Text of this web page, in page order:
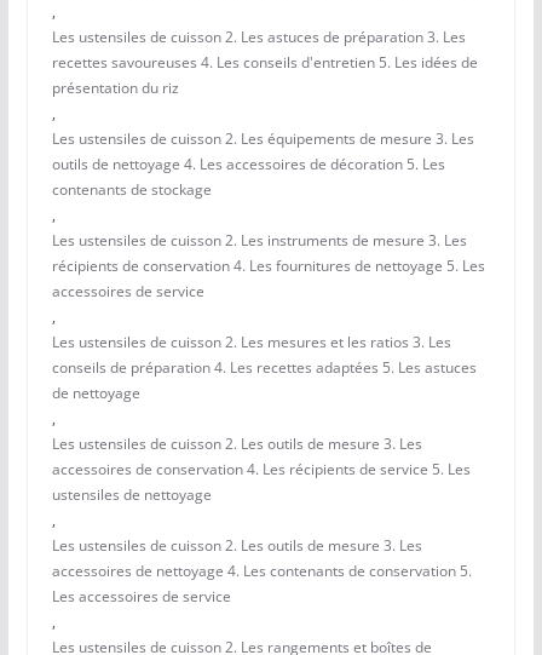
,
Les ustensiles de cuisson 2. Les astuces de préparation 3. Les
recettes savoureuses 4. Les conseils d'entretien 5. Les idées de
présentation du riz
,
Les ustensiles de cuisson 2. Les équipements de mesure 3. Les
outils de nettoyage 4. Les accessoires de décoration 5. Les
contenants de stockage
,
Les ustensiles de cuisson 2. Les instruments de mesure 3. Les
récipients de conservation 4. Les fournitures de nettoyage 5. Les
accessoires de service
,
Les ustensiles de cuisson 2. Les mesures et les ratios 3. Les
conseils de préparation 4. Les recettes adaptées 5. Les astuces
de nettoyage
,
Les ustensiles de cuisson 2. Les outils de mesure 3. Les
accessoires de conservation 4. Les récipients de service 5. Les
ustensiles de nettoyage
,
Les ustensiles de cuisson 2. Les outils de mesure 3. Les
accessoires de nettoyage 4. Les contenants de conservation 5.
Les accessoires de service
,
Les ustensiles de cuisson 2. Les rangements et boîtes de